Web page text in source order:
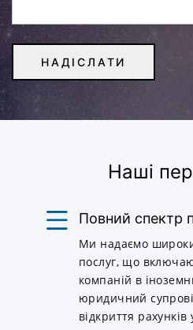
Наші
Повний спектр
Ми надаємо
послуг, що
компаній в
юридичний
відкриття рахунків